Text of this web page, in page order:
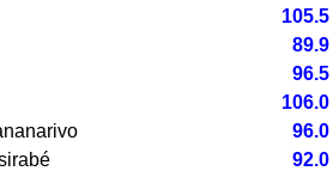
105.5
89.9
96.5
106.0
96.0
92.0